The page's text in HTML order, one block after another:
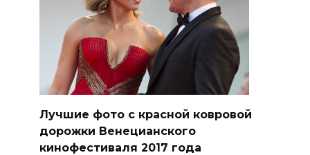
Лучшие фото с красной ковровой
дорожки Венецианского
кинофестиваля 2017 года